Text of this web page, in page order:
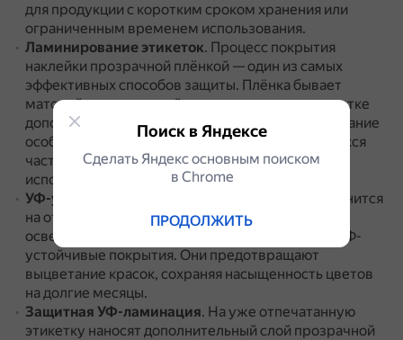
для продукции с коротким сроком хранения или
ограниченным временем использования.
Ламинирование этикеток. Процесс покрытия
наклейки прозрачной плёнкой — один из самых
эффективных способов защиты. Плёнка бывает
матовой или глянцевой, может придавать этикетке
дополнительный блеск и прочность.
Ламинирование
особенно актуально для товаров, подвергающихся
частому механическому воздействию или
использующихся в уличных условиях.
УФ-устойчивые покрытия
Если продукция хранится
на открытом воздухе или в помещении с ярким
освещением, оптимальным решением станут УФ-
устойчивые покрытия. Они предотвращают
выцветание красок, сохраняя насыщенность цветов
на долгие месяцы.
Защитная УФ-ламинация. На уже отпечатанную
этикетку наносят дополнительный слой прозрачной
Поиск в Яндексе
Сделать Яндекс основным поиском
в Сhrome
ПРОДОЛЖИТЬ